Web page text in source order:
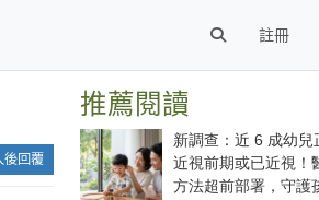
註冊
後回覆
推薦閱讀